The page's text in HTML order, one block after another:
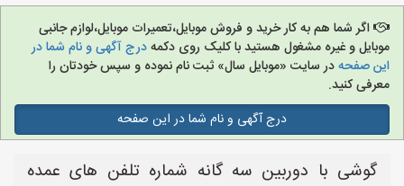
اگر شما هم به کار خرید و فروش موبایل،تعمیرات موبایل،لوازم جانبی
موبایل و غیره مشغول هستید با کلیک روی دکمهدرج آگهی و نام شما در
این صفحهدر سایت «موبایل سال» ثبت نام نموده و سپس خودتان را
معرفی کنید.
درج آگهی و نام شما در این صفحه
گوشی با دوربین سه گانه شماره تلفن های عمده